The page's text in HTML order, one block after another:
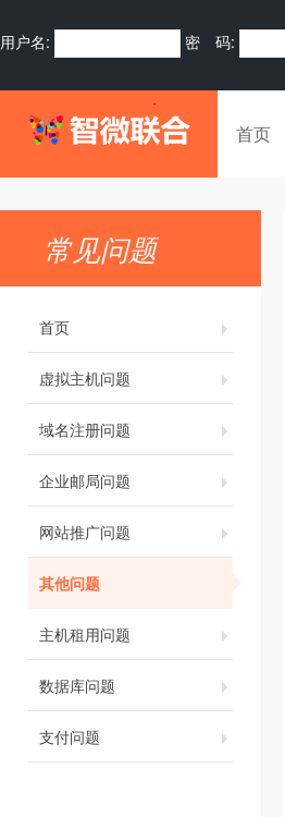
用户名: 密 码:
首页
常见问题
首页
虚拟主机问题
域名注册问题
企业邮局问题
网站推广问题
其他问题
主机租用问题
数据库问题
支付问题